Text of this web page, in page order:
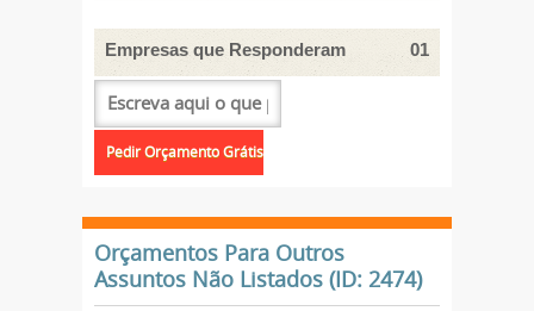
Empresas que Responderam 01
Orçamentos Para Outros
Assuntos Não Listados (ID: 2474)